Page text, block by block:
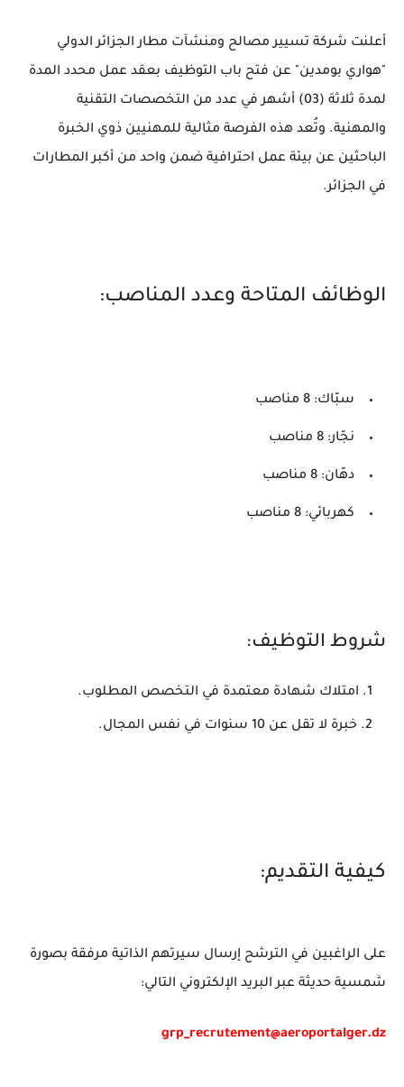
أعلنت شركة تسيير مصالح ومنشآت مطار الجزائر الدولي
"هواري بومدين" عن فتح باب التوظيف بعقد عمل محدد المدة
لمدة ثلاثة (03) أشهر في عدد من التخصصات التقنية
والمهنية. وتُعد هذه الفرصة مثالية للمهنيين ذوي الخبرة
الباحثين عن بيئة عمل احترافية ضمن واحد من أكبر المطارات
في الجزائر.
الوظائف المتاحة وعدد المناصب:
سبّاك: 8 مناصب
نجّار: 8 مناصب
دهّان: 8 مناصب
كهربائي: 8 مناصب
شروط التوظيف:
امتلاك شهادة معتمدة في التخصص المطلوب.
خبرة لا تقل عن 10 سنوات في نفس المجال.
كيفية التقديم:
على الراغبين في الترشح إرسال سيرتهم الذاتية مرفقة بصورة
شمسية حديثة عبر البريد الإلكتروني التالي:
grp_recrutement@aeroportalger.dz